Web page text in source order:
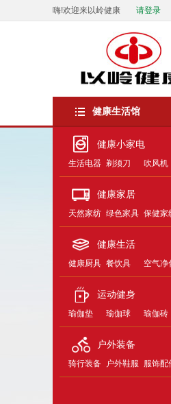
嗨!欢迎来以岭健康 请登录
健康生活馆
健康小家电
生活电器 剃须刀 吹风机
健康家居
天然家纺 绿色家具 保健家
健康生活
健康厨具 餐饮具 空气净
运动健身
瑜伽垫 瑜伽球 瑜伽砖
户外装备
骑行装备 户外鞋服 服饰配